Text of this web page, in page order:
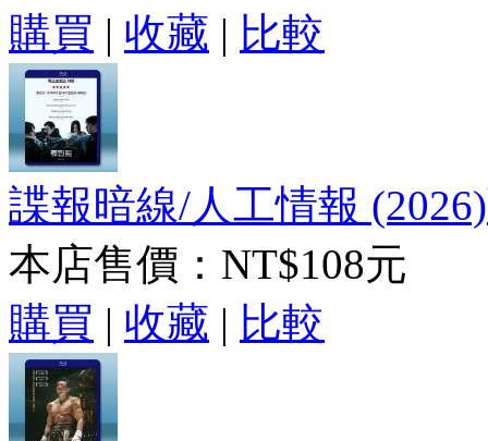
購買 | 收藏 | 比較
諜報暗線/人工情報
本店售價： NT$108元
購買 | 收藏 | 比較